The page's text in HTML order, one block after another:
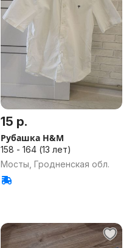
15 р.
Рубашка H&M
158 - 164 (13 лет)
Мосты, Гродненская обл.